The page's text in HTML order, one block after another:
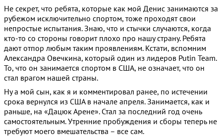
Не секрет, что ребята, которые как мой Денис занимаются за
рубежом исключительно спортом, тоже проходят свои
непростые испытания. Знаю, что и стычки случаются, когда
кто-то со стороны говорит плохо про нашу страну. Ребята
дают отпор любым таким проявлениям. Кстати, вспомним
Александра Овечкина, который один из лидеров Putin Team.
То, что он занимается спортом в США, не означает, что он
стал врагом нашей страны.
Ну а мой сын, как я и комментировал ранее, по истечении
срока вернулся из США в начале апреля. Занимается, как и
раньше, на «Дацюк Арене». Стал за последний год очень
самостоятельным. Утренние пробуждения и сборы теперь не
требуют моего вмешательства – все сам.